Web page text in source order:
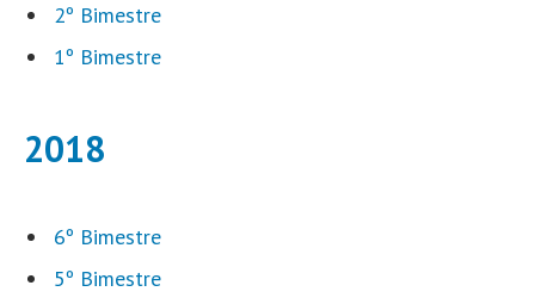
2º Bimestre
1º Bimestre
2018
6º Bimestre
5º Bimestre